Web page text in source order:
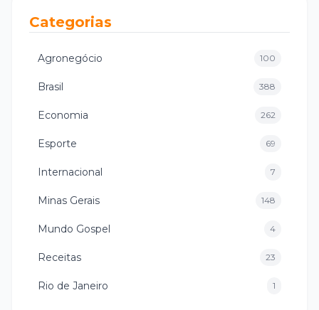
Categorias
Agronegócio 100
Brasil 388
Economia 262
Esporte 69
Internacional 7
Minas Gerais 148
Mundo Gospel 4
Receitas 23
Rio de Janeiro 1